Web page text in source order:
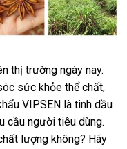
thị trường ngày nay.
sức khỏe thể chất,
VIPSEN là tinh dầu
cầu người tiêu dùng.
lượng không? Hãy